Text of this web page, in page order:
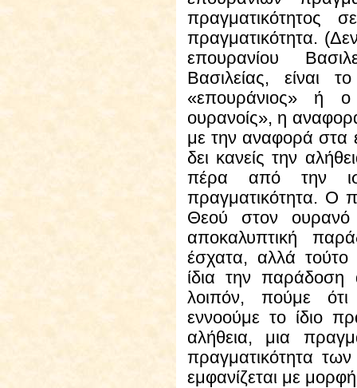
πραγματικότητος
πραγματικότητα.
επουρανίου
Βασιλείας, είναι
«επουράνιος» ή
ουρανοίς», η
με την αναφορά στα
δει κανείς την
πέρα από την
πραγματικότητα. Ο
Θεού στον
αποκαλυπτική
έσχατα, αλλά τούτο
ίδια την παράδοση
λοιπόν, πούμε ότι
εννοούμε το ίδιο
αλήθεια, μια
πραγματικότητα
εμφανίζεται με μορφή